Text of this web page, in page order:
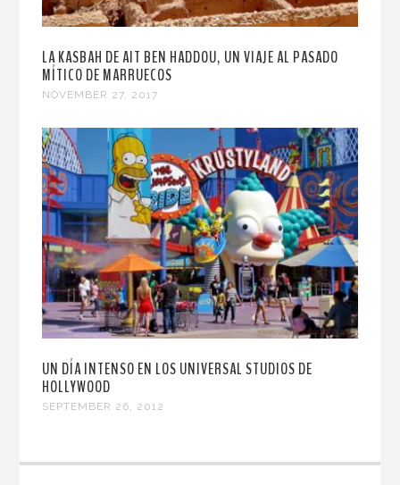
LA KASBAH DE AIT BEN HADDOU, UN VIAJE AL PASADO
MÍTICO DE MARRUECOS
NOVEMBER 27, 2017
UN DÍA INTENSO EN LOS UNIVERSAL STUDIOS DE
HOLLYWOOD
SEPTEMBER 26, 2012